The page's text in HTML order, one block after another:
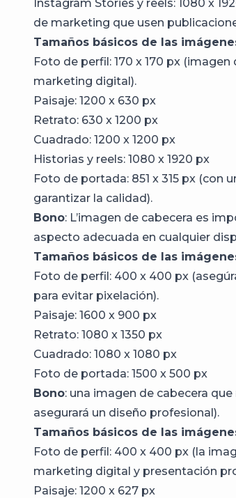
Instagram Stories y reels: 1080 x
de marketing que usen
Tamaños básicos de las
Foto de perfil: 170 x 170 px
marketing digital).
Paisaje: 1200 x 630 px
Retrato: 630 x 1200 px
Cuadrado: 1200 x 1200 px
Historias y reels: 1080 x 1920 px
Foto de portada: 851 x 315 px (con
garantizar la calidad).
Bono: L’imagen de cabecera es
aspecto adecuada en cualquier
Tamaños básicos de las
Foto de perfil: 400 x 400 px
para evitar pixelación).
Paisaje: 1600 x 900 px
Retrato: 1080 x 1350 px
Cuadrado: 1080 x 1080 px
Foto de portada: 1500 x 500 px
Bono: una imagen de cabecera
asegurará un diseño profesional).
Tamaños básicos de las
Foto de perfil: 400 x 400 px (la
marketing digital y presentación
Paisaje: 1200 x 627 px